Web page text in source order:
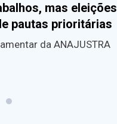
mas eleições
pautas prioritárias
da ANAJUSTRA